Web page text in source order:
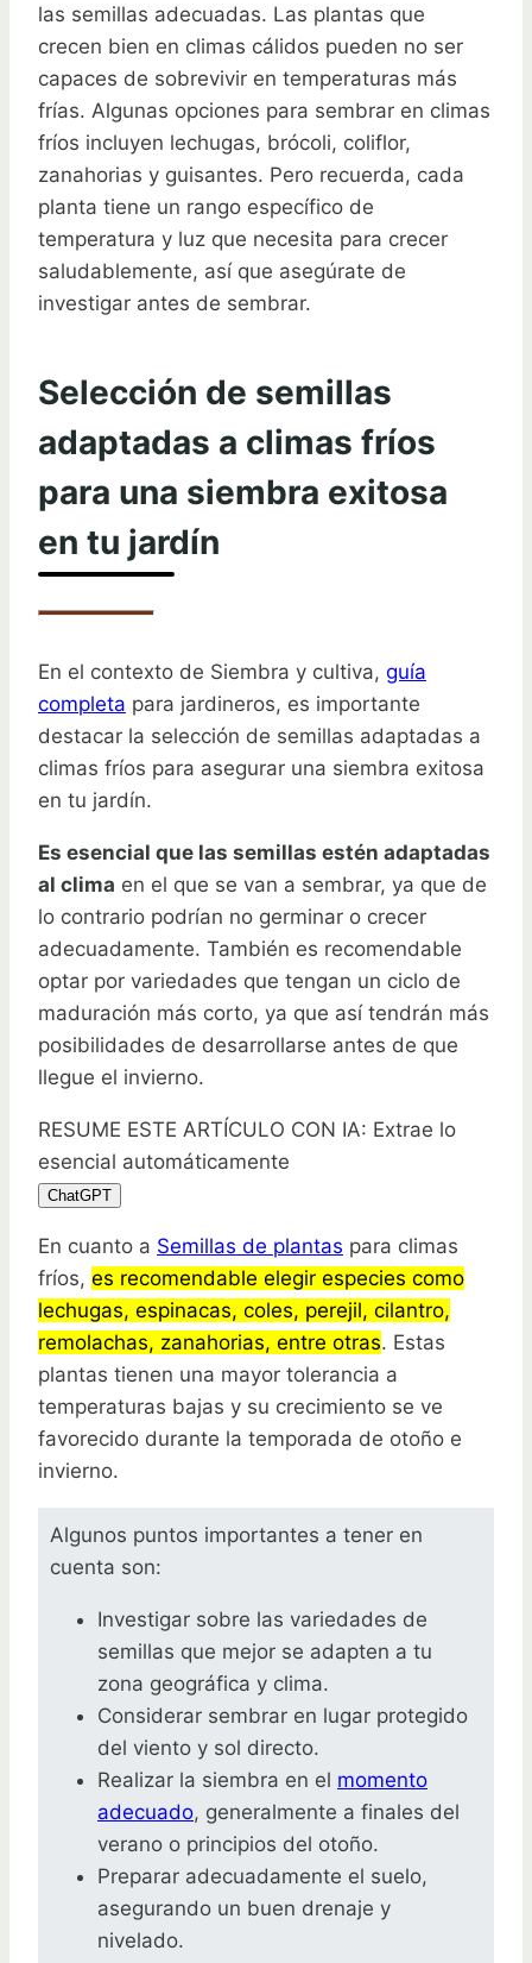
las semillas adecuadas. Las plantas que
crecen bien en climas cálidos pueden no ser
capaces de sobrevivir en temperaturas más
frías. Algunas opciones para sembrar en climas
fríos incluyen lechugas, brócoli, coliflor,
zanahorias y guisantes. Pero recuerda, cada
planta tiene un rango específico de
temperatura y luz que necesita para crecer
saludablemente, así que asegúrate de
investigar antes de sembrar.
Selección de semillas
adaptadas a climas fríos
para una siembra exitosa
en tu jardín
En el contexto de Siembra y cultiva, guía
completa para jardineros, es importante
destacar la selección de semillas adaptadas a
climas fríos para asegurar una siembra exitosa
en tu jardín.
Es esencial que las semillas estén adaptadas
al clima en el que se van a sembrar, ya que de
lo contrario podrían no germinar o crecer
adecuadamente. También es recomendable
optar por variedades que tengan un ciclo de
maduración más corto, ya que así tendrán más
posibilidades de desarrollarse antes de que
llegue el invierno.
RESUME ESTE ARTÍCULO CON IA: Extrae lo
esencial automáticamente
ChatGPT
En cuanto a Semillas de plantas para climas
fríos, es recomendable elegir especies como
lechugas, espinacas, coles, perejil, cilantro,
remolachas, zanahorias, entre otras. Estas
plantas tienen una mayor tolerancia a
temperaturas bajas y su crecimiento se ve
favorecido durante la temporada de otoño e
invierno.
Algunos puntos importantes a tener en
cuenta son:
Investigar sobre las variedades de
semillas que mejor se adapten a tu
zona geográfica y clima.
Considerar sembrar en lugar protegido
del viento y sol directo.
Realizar la siembra en el momento
adecuado, generalmente a finales del
verano o principios del otoño.
Preparar adecuadamente el suelo,
asegurando un buen drenaje y
nivelado.